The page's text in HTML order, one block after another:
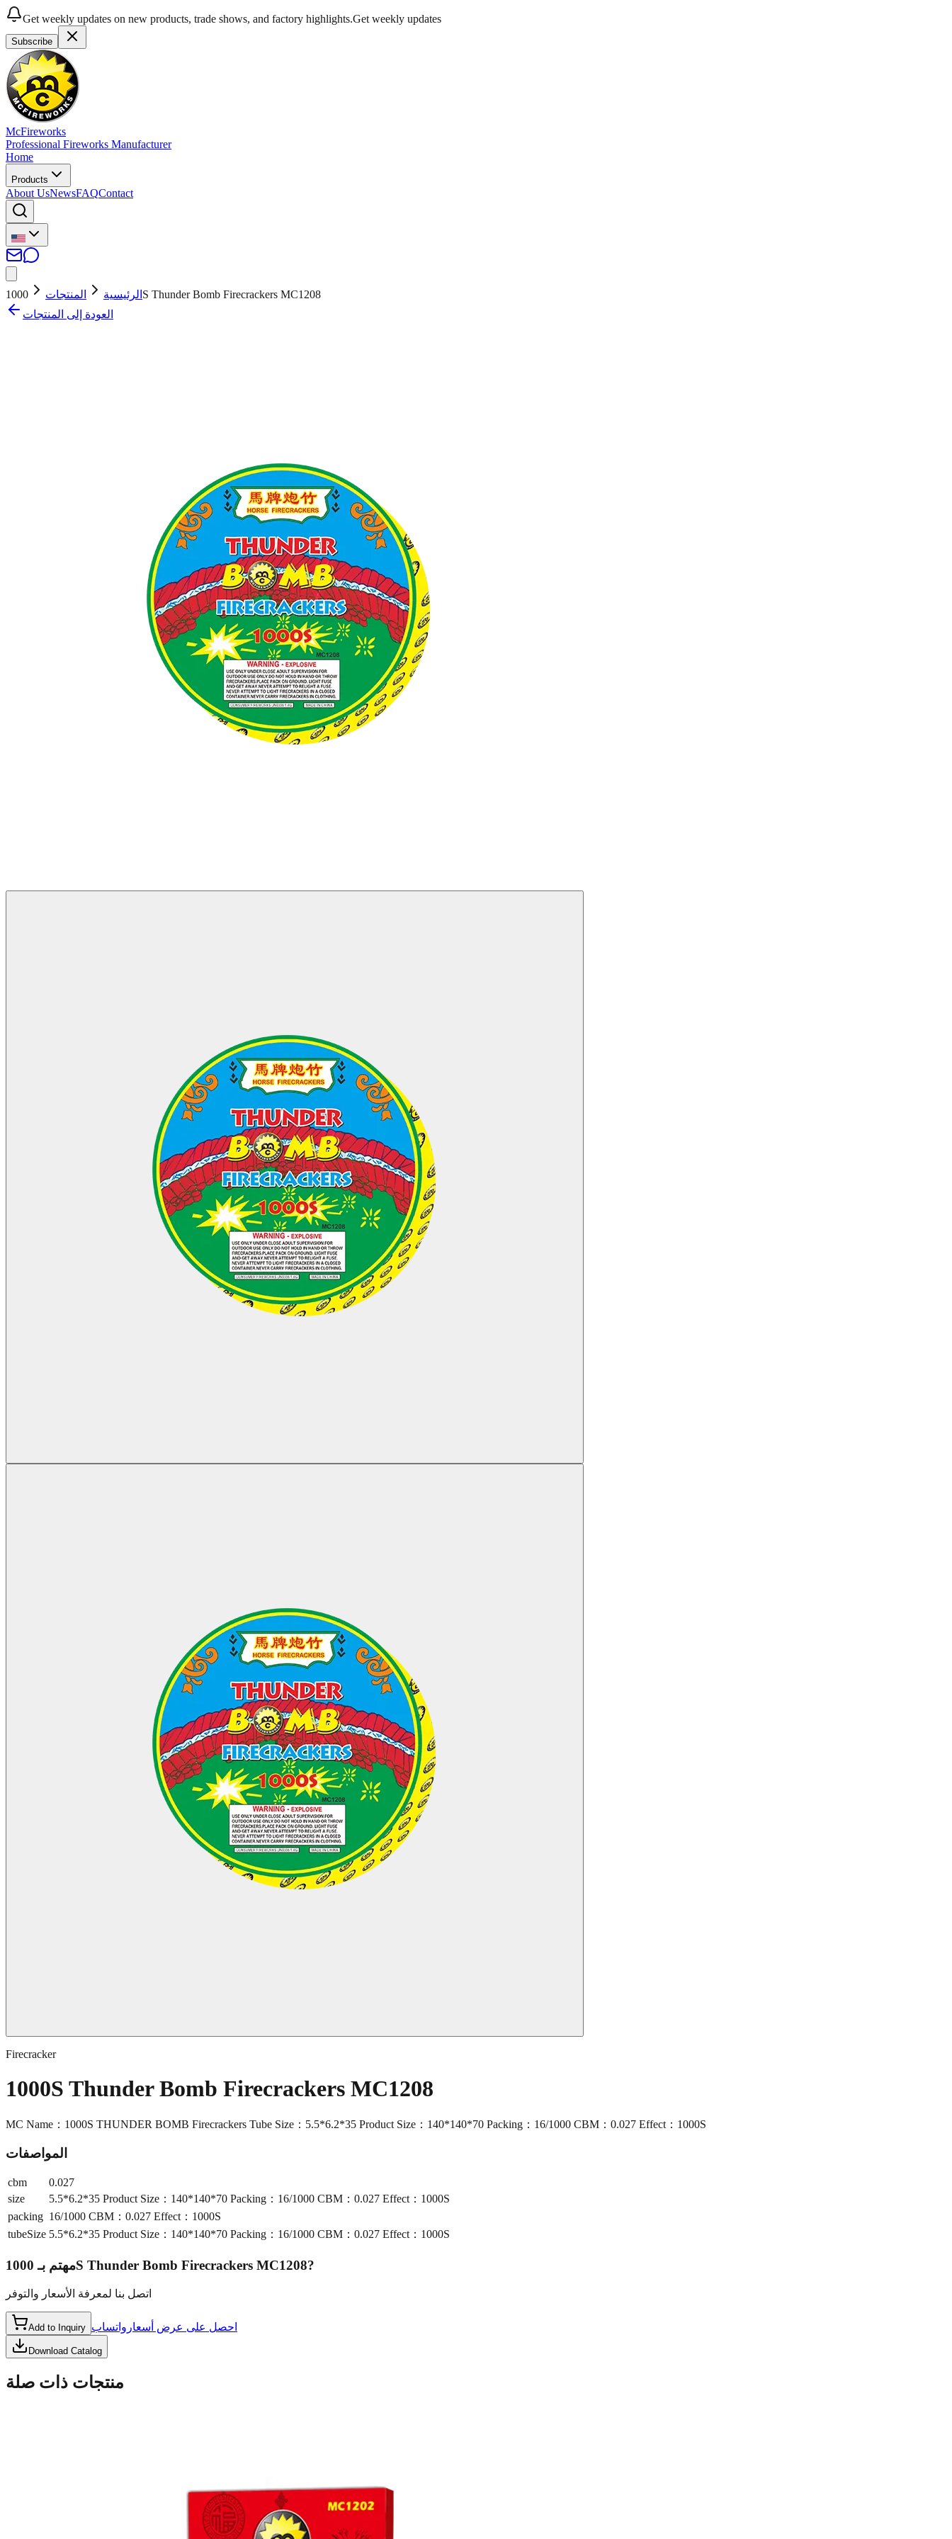
Get weekly updates on new products, trade shows, and factory highlights.Get weekly updates
Subscribe
McFireworks
Professional Fireworks Manufacturer
Home
Products
About UsNewsFAQContact
الرئيسية المنتجات
1000S Thunder Bomb Firecrackers MC1208
العودة إلى المنتجات
Firecracker
1000S Thunder Bomb Firecrackers MC1208
MC Name：1000S THUNDER BOMB Firecrackers Tube Size：5.5*6.2*35 Product Size：140*140*70 Packing：16/1000 CBM：0.027 Effect：1000S
المواصفات
cbm
0.027
size
5.5*6.2*35 Product Size：140*140*70 Packing：16/1000 CBM：0.027 Effect：1000S
packing 16/1000 CBM：0.027 Effect：1000S
tubeSize 5.5*6.2*35 Product Size：140*140*70 Packing：16/1000 CBM：0.027 Effect：1000S
مهتم بـ1000S Thunder Bomb Firecrackers MC1208?
اتصل بنا لمعرفة الأسعار والتوفر
Add to Inquiry احصل على عرض أسعار واتساب
Download Catalog
منتجات ذات صلة